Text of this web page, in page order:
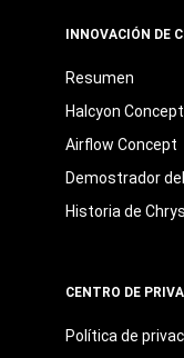
INNOVACIÓN DE
Resumen
Halcyon Concept
Airflow Concept
Demostrador
Historia de
CENTRO DE
Política de